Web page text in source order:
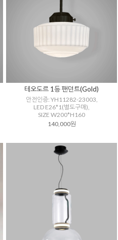
테오도르 1등 팬던트(Gold)
안전인증: YH11282-23003,
LED E26*1(별도구매),
SIZE W200*H160
140,000원